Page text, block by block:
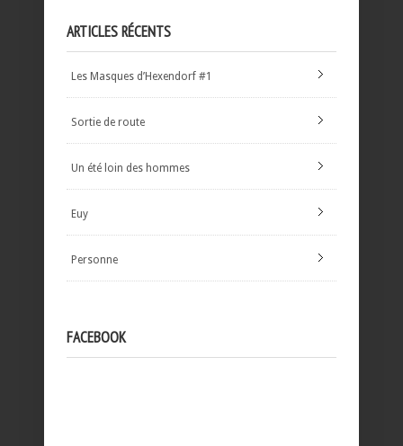
ARTICLES RÉCENTS
Les Masques d’Hexendorf #1
Sortie de route
Un été loin des hommes
Euy
Personne
FACEBOOK